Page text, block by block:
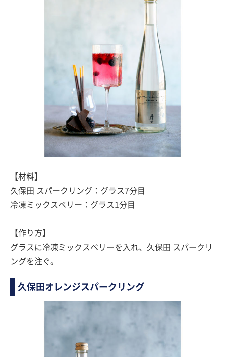
【材料】
久保田 スパークリング：グラス7分目
冷凍ミックスベリー：グラス1分目
【作り方】
グラスに冷凍ミックスベリーを入れ、久保田 スパークリ
ングを注ぐ。
久保田オレンジスパークリング